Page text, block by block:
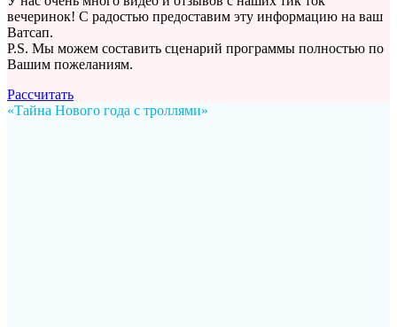
вечеринок! С радостью предоставим эту информацию на ваш
Ватсап.
P.S. Мы можем составить сценарий программы полностью по
Вашим пожеланиям.
Рассчитать
«Тайна Нового года с троллями»